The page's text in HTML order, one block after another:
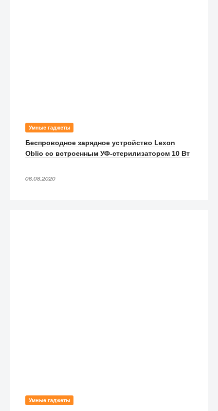
Умные гаджеты
Беспроводное зарядное устройство Lexon
Oblio со встроенным УФ-стерилизатором 10 Вт
06.08.2020
Умные гаджеты